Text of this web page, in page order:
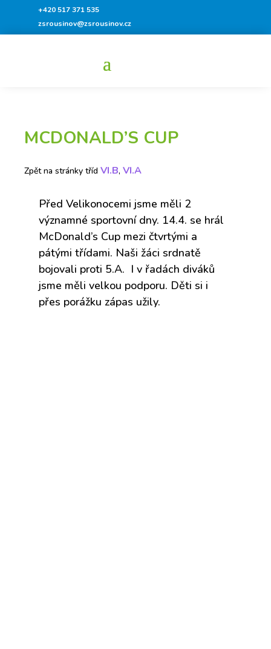
+420 517 371 535
zsrousinov@zsrousinov.cz
MCDONALD’S CUP
Zpět na stránky tříd VI.B, VI.A
Před Velikonocemi jsme měli 2
významné sportovní dny. 14.4. se hrál
McDonald’s Cup mezi čtvrtými a
pátými třídami. Naši žáci srdnatě
bojovali proti 5.A. I v řadách diváků
jsme měli velkou podporu. Děti si i
přes porážku zápas užily.